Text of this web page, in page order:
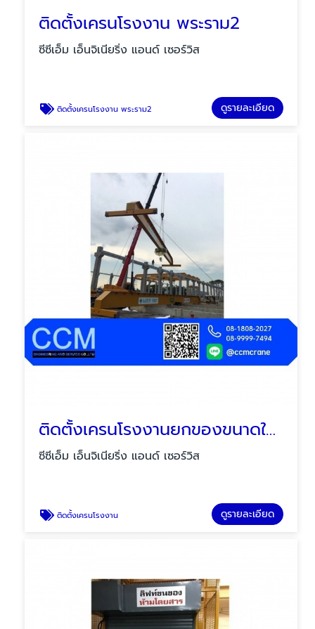
ติดตั้งเครนโรงงาน พระราม2
ซีซีเอ็ม เอ็นจิเนียริ่ง แอนด์ เซอร์วิส
ติดตั้งเครนโรงงาน พระราม2 ดูรายละเอียด
ติดตั้งเครนโรงงานยกของขนาดใหญ่
ซีซีเอ็ม เอ็นจิเนียริ่ง แอนด์ เซอร์วิส
ติดตั้งเครนโรงงาน ดูรายละเอียด